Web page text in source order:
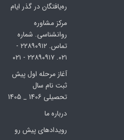
ره‌یافتگان در گذر ایام
مرکز مشاوره
روانشناسی. شماره
تماس. ۲۲۸۹۰۹۱۲ -
۰۲۱. ۲۲۸۹۰۹۱۷ - ۰۲۱
آغاز مرحله اول پیش
ثبت نام سال
تحصیلی 1406 _ 1405
درباره ما
رویدادهای پیش رو